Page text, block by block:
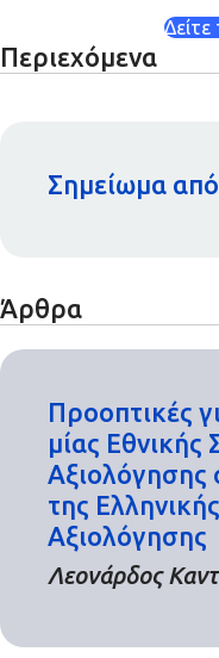
Δείτε
Περιεχόμενα
Σημείωμα
Άρθρα
Προοπτικές
μίας Εθνικής
Αξιολόγησης
της
Αξιολόγησης
Λεονάρδος